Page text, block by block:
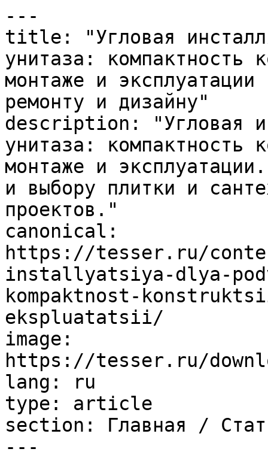
---
title: "Угловая
унитаза: компактность
монтаже и
ремонту и дизайну"
description: "Угловая
унитаза: компактность
монтаже и
и выбору плитки и
проектов."
canonical:
https://tesser.ru/
installyatsiya-dlya-
kompaktnost-
ekspluatatsii/
image:
https://tesser.ru/
lang: ru
type: article
section: Главная /
---